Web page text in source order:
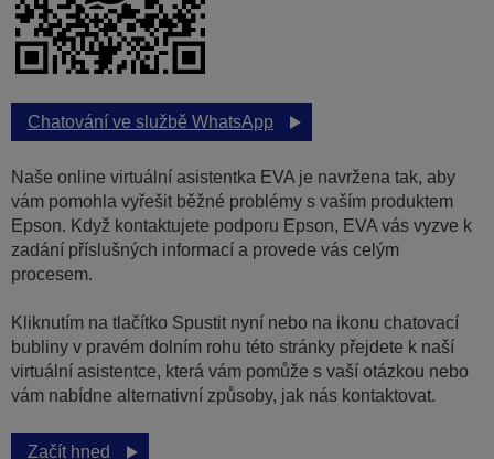
Chatování ve službě WhatsApp
Naše online virtuální asistentka EVA je navržena tak, aby
vám pomohla vyřešit běžné problémy s vaším produktem
Epson. Když kontaktujete podporu Epson, EVA vás vyzve k
zadání příslušných informací a provede vás celým
procesem.
Kliknutím na tlačítko Spustit nyní nebo na ikonu chatovací
bubliny v pravém dolním rohu této stránky přejdete k naší
virtuální asistentce, která vám pomůže s vaší otázkou nebo
vám nabídne alternativní způsoby, jak nás kontaktovat.
Začít hned